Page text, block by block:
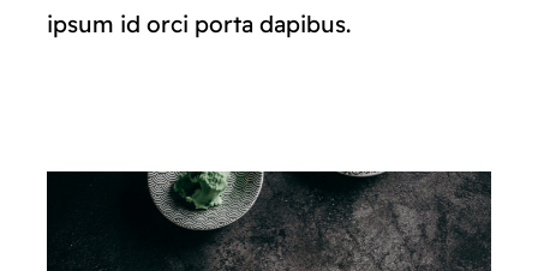
ipsum id orci porta dapibus.